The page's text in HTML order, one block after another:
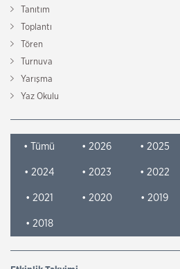
Tanıtım
Toplantı
Tören
Turnuva
Yarışma
Yaz Okulu
• Tümü • 2026 • 2025
• 2024 • 2023 • 2022
• 2021 • 2020 • 2019
• 2018